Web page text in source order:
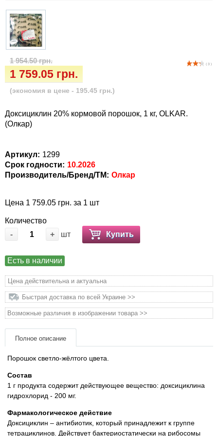
( 3 )
1 954.50 грн.
1 759.05 грн.
(экономия в цене - 195.45 грн.)
Доксициклин 20% кормовой порошок, 1 кг, OLKAR.
(Олкар)
Артикул: 1299
Срок годности: 10.2026
Производитель/Бренд/ТМ: Олкар
Цена 1 759.05 грн. за 1 шт
Количество
-
+ шт Купить
Есть в наличии
Цена действительна и актуальна
Быстрая доставка по всей Украине >>
Возможные различия в изображении товара >>
Полное описание
Порошок светло-жёлтого цвета.
Состав
1 г продукта содержит действующее вещество: доксициклина
гидрохлорид - 200 мг.
Фармакологическое действие
Доксициклин – антибиотик, который принадлежит к группе
тетрациклинов. Действует бактериостатически на рибосомы
Ласощі та корма
Vet Diet Canine Wet - ветеринарные диеты
для собак
Лежаки, будиночки, охолоджуючи
килимки
Миски, автогодівниці, поілки
Одяг та взуття
Післяопераційні засоби та витратні
матеріали
Товари для голубів
Товари для людей
Хозряд - господарчі товари оптом
Популярні зоотовари
Архив / Снято с производства